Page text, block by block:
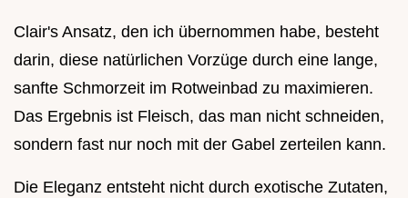
Clair's Ansatz, den ich übernommen habe, besteht
darin, diese natürlichen Vorzüge durch eine lange,
sanfte Schmorzeit im Rotweinbad zu maximieren.
Das Ergebnis ist Fleisch, das man nicht schneiden,
sondern fast nur noch mit der Gabel zerteilen kann.
Die Eleganz entsteht nicht durch exotische Zutaten,